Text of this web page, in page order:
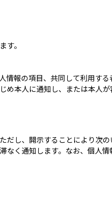
す。
情報の項目、共同して利用す
め本人に通知し、または本人
だし、開示することにより次
なく通知します。なお、個人